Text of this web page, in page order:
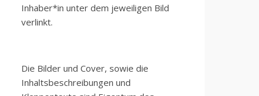
Inhaber*in unter dem jeweiligen Bild
verlinkt.
Die Bilder und Cover, sowie die
Inhaltsbeschreibungen und